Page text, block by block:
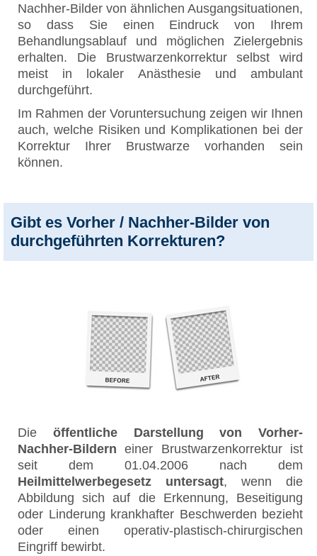
Nachher-Bilder von ähnlichen Ausgangsituationen,
so dass Sie einen Eindruck von Ihrem
Behandlungsablauf und möglichen Zielergebnis
erhalten. Die Brustwarzenkorrektur selbst wird
meist in lokaler Anästhesie und ambulant
durchgeführt.
Im Rahmen der Voruntersuchung zeigen wir Ihnen
auch, welche Risiken und Komplikationen bei der
Korrektur Ihrer Brustwarze vorhanden sein
können.
Gibt es Vorher / Nachher-Bilder von
durchgeführten Korrekturen?
Die öffentliche Darstellung von Vorher-
Nachher-Bildern einer Brustwarzenkorrektur ist
seit dem 01.04.2006 nach dem
Heilmittelwerbegesetz untersagt, wenn die
Abbildung sich auf die Erkennung, Beseitigung
oder Linderung krankhafter Beschwerden bezieht
oder einen operativ-plastisch-chirurgischen
Eingriff bewirbt.